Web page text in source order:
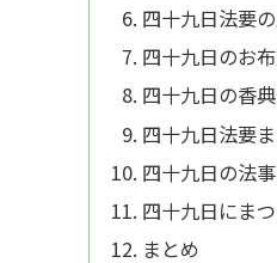
四十九日法要
四十九日のお
四十九日の香
四十九日法要
四十九日の法
四十九日にま
まとめ